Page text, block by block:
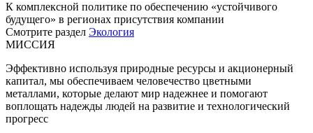
К комплексной политике по обеспечению «устойчивого
будущего» в регионах присутствия компании
Смотрите раздел Экология
МИССИЯ
Эффективно используя природные ресурсы и акционерный
капитал, мы обеспечиваем человечество цветными
металлами, которые делают мир надежнее и помогают
воплощать надежды людей на развитие и технологический
прогресс